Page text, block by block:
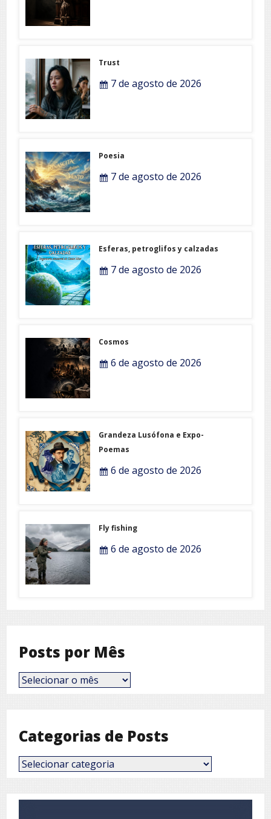
Trust
7 de agosto de 2026
Poesia
7 de agosto de 2026
Esferas, petroglifos y calzadas
7 de agosto de 2026
Cosmos
6 de agosto de 2026
Grandeza Lusófona e Expo-
Poemas
6 de agosto de 2026
Fly fishing
6 de agosto de 2026
Posts por Mês
Posts
por
Categorias de Posts
Categorias
de